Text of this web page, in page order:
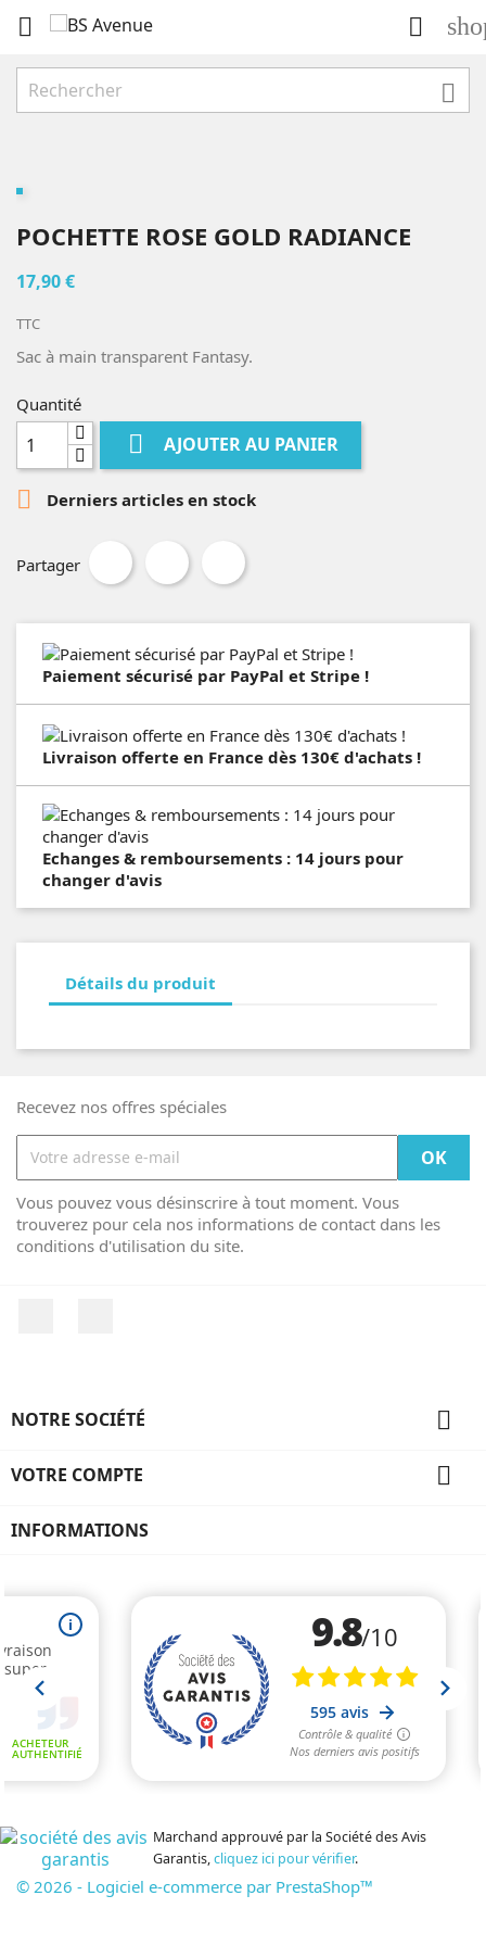
 

POCHETTE ROSE GOLD RADIANCE
17,90 €
TTC
Sac à main transparent Fantasy.
Quantité
 AJOUTER AU PANIER
 Derniers articles en stock
Partager
Paiement sécurisé par PayPal et Stripe !
Livraison offerte en France dès 130€ d'achats !
Echanges & remboursements : 14 jours pour
changer d'avis
Détails du produit
Recevez nos offres spéciales
Vous pouvez vous désinscrire à tout moment. Vous
trouverez pour cela nos informations de contact dans les
conditions d'utilisation du site.
NOTRE SOCIÉTÉ 
VOTRE COMPTE 
INFORMATIONS
Marchand approuvé par la Société des Avis
Garantis,cliquez ici pour vérifier.
© 2026 - Logiciel e-commerce par PrestaShop™